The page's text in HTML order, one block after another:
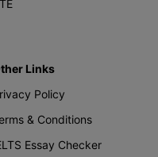
Links
Policy
& Conditions
Essay Checker